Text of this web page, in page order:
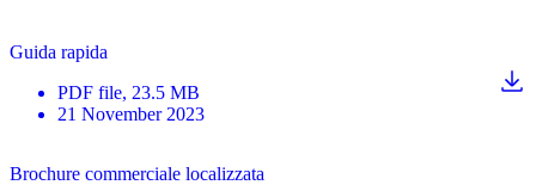
Guida rapida
PDF file, 23.5 MB
21 November 2023
Brochure commerciale localizzata